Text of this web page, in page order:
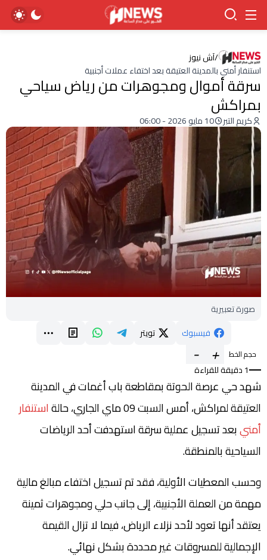
/آش نيوز
استنفار أمني بالمدينة العتيقة بعد اختفاء عملات أجنبية
سرقة أموال ومجوهرات من رياض سياحي
بمراكش
كريم التبر 10 مايو 2026 - 06:00
صورة تعبيرية
فيسبوك
تويتر
حجم الخط +
-
1 دقيقة للقراءة
شهد حي عرصة الحوتة بمقاطعة باب أغمات في المدينة
العتيقة لمراكش، أمس السبت 09 ماي الجاري، حالة
استنفار
أمنيبعد تسجيل عملية سرقة استهدفت أحد الرياضات
السياحية بالمنطقة.
وحسب المعطيات الأولية، فقد تم تسجيل اختفاء مبالغ مالية
مهمة من العملة الأجنبية، إلى جانب حلي ومجوهرات ثمينة
يعتقد أنها تعود لأحد نزلاء الرياض، فيما لا تزال القيمة
الإجمالية للمسروقات غير محددة بشكل نهائي.